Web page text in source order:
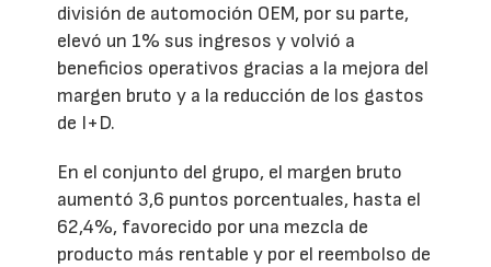
división de automoción OEM, por su parte,
elevó un 1% sus ingresos y volvió a
beneficios operativos gracias a la mejora del
margen bruto y a la reducción de los gastos
de I+D.
En el conjunto del grupo, el margen bruto
aumentó 3,6 puntos porcentuales, hasta el
62,4%, favorecido por una mezcla de
producto más rentable y por el reembolso de